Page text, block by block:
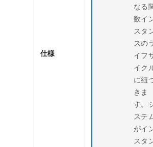
仕様
なる
数イ
スタ
スの
イフ
イク
に紐
きま
す。
ステ
がイ
スタ